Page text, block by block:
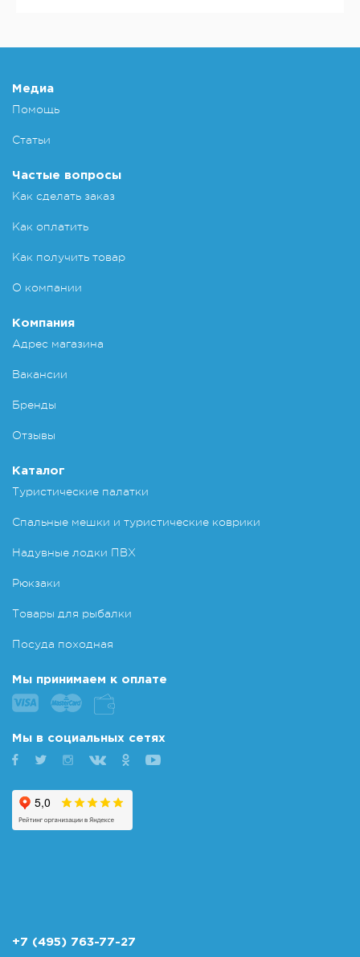
Медиа
Помощь
Статьи
Частые вопросы
Как сделать заказ
Как оплатить
Как получить товар
О компании
Компания
Адрес магазина
Вакансии
Бренды
Отзывы
Каталог
Туристические палатки
Спальные мешки и туристические коврики
Надувные лодки ПВХ
Рюкзаки
Товары для рыбалки
Посуда походная
Мы принимаем к оплате
Мы в социальных сетях
+7 (495) 763-77-27